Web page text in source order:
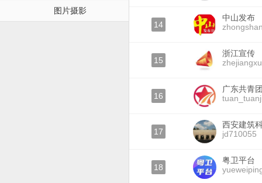
图片摄影
14
中山发布
15
浙江宣传
16
广东共青
17
西安建筑
jd710055
18
粤卫平台